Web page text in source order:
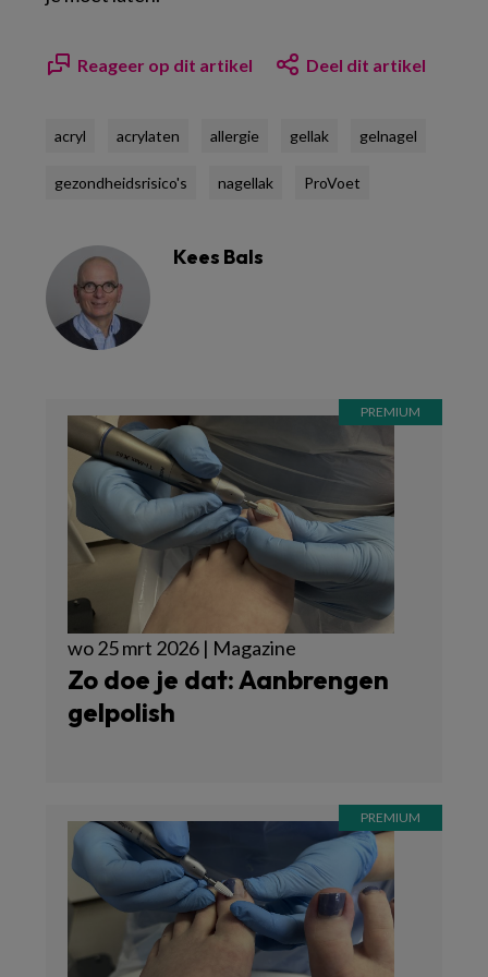
Reageer op dit artikel Deel dit artikel
acryl acrylaten allergie gellak gelnagel
gezondheidsrisico's nagellak ProVoet
Kees Bals
wo 25 mrt 2026 | Magazine
Zo doe je dat: Aanbrengen
gelpolish